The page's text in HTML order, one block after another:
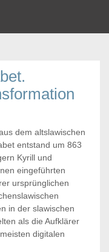
dem altslawischen
entstand um 863
Kyrill und
eingeführten
ursprünglichen
in der slawischen
als die Aufklärer
digitalen